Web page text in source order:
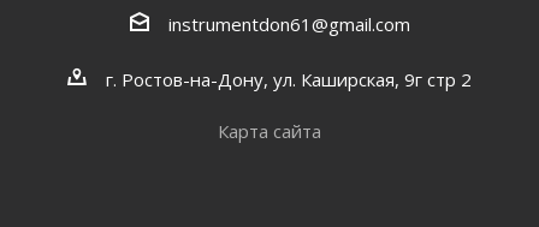
instrumentdon61@gmail.com
г. Ростов-на-Дону, ул. Каширская, 9г стр 2
Карта сайта